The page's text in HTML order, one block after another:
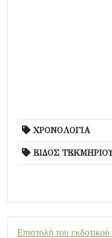
ΧΡΟΝΟΛΟΓΙΑ
ΕΙΔΟΣ
Επιστολή του